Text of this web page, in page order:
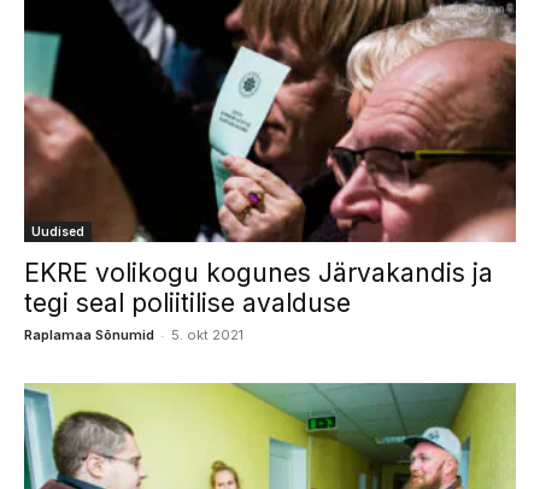
Uudised
EKRE volikogu kogunes Järvakandis ja
tegi seal poliitilise avalduse
Raplamaa Sõnumid - 5. okt 2021